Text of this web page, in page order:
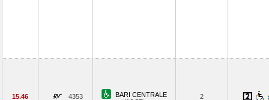
15.46 4353
BARI CENTRALE
2